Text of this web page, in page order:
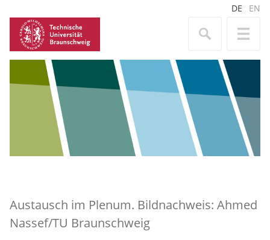
DE EN
Austausch im Plenum. Bildnachweis: Ahmed
Nassef/TU Braunschweig